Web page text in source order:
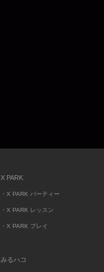
X PARK
・X PARK パーティー
・X PARK レッスン
・X PARK プレイ
みるハコ